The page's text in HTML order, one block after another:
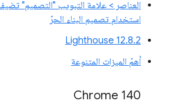
العناصر > علامة التبويب "التصميم"
استخدام تصميم البناء الحرّ
‫Lighthouse 12.8.2
أهمّ الميزات المتنوعة
Chrome 140